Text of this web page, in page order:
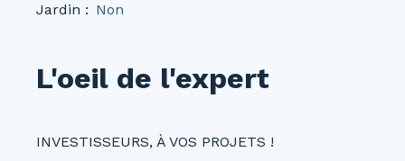
Jardin : Non
L'oeil de l'expert
INVESTISSEURS, À VOS PROJETS !